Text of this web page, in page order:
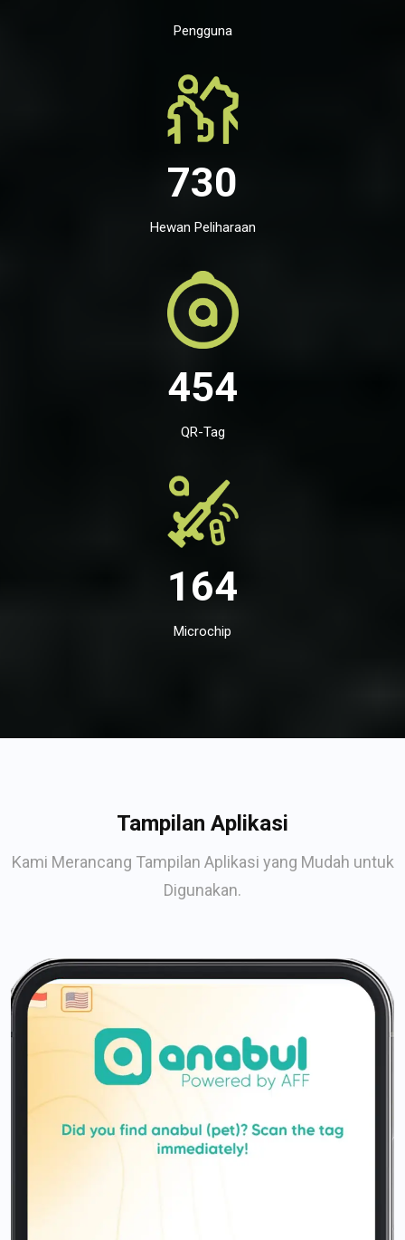
Pengguna
730
Hewan Peliharaan
454
QR-Tag
164
Microchip
Tampilan Aplikasi
Kami Merancang Tampilan Aplikasi yang Mudah untuk
Digunakan.